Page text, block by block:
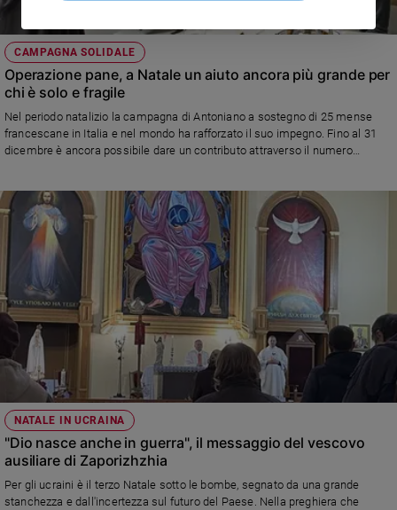
CAMPAGNA SOLIDALE
Operazione pane, a Natale un aiuto ancora più grande per
chi è solo e fragile
Nel periodo natalizio la campagna di Antoniano a sostegno di 25 mense
francescane in Italia e nel mondo ha rafforzato il suo impegno. Fino al 31
dicembre è ancora possibile dare un contributo attraverso il numero
NATALE IN UCRAINA
"Dio nasce anche in guerra", il messaggio del vescovo
ausiliare di Zaporizhzhia
Per gli ucraini è il terzo Natale sotto le bombe, segnato da una grande
stanchezza e dall'incertezza sul futuro del Paese. Nella preghiera che